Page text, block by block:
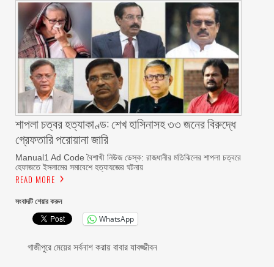
শাপলা চত্বর হত্যাকাণ্ড: শেখ হাসিনাসহ ৩৩ জনের বিরুদ্ধে
গ্রেফতারি পরোয়ানা জারি
Manual1 Ad Code বৈশাখী নিউজ ডেস্ক: রাজধানীর মতিঝিলের শাপলা চত্বরে
হেফাজতে ইসলামের সমাবেশে হত্যাযজ্ঞের ঘটনায়
READ MORE
সংবাদটি শেয়ার করুন
WhatsApp
গাজীপুরে মেয়ের সর্বনাশ করায় বাবার যাবজ্জীবন